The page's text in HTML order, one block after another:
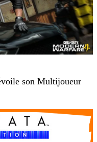
son Multijoueur